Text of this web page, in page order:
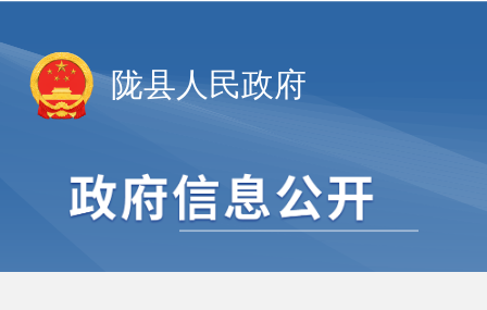
陇县人民政府